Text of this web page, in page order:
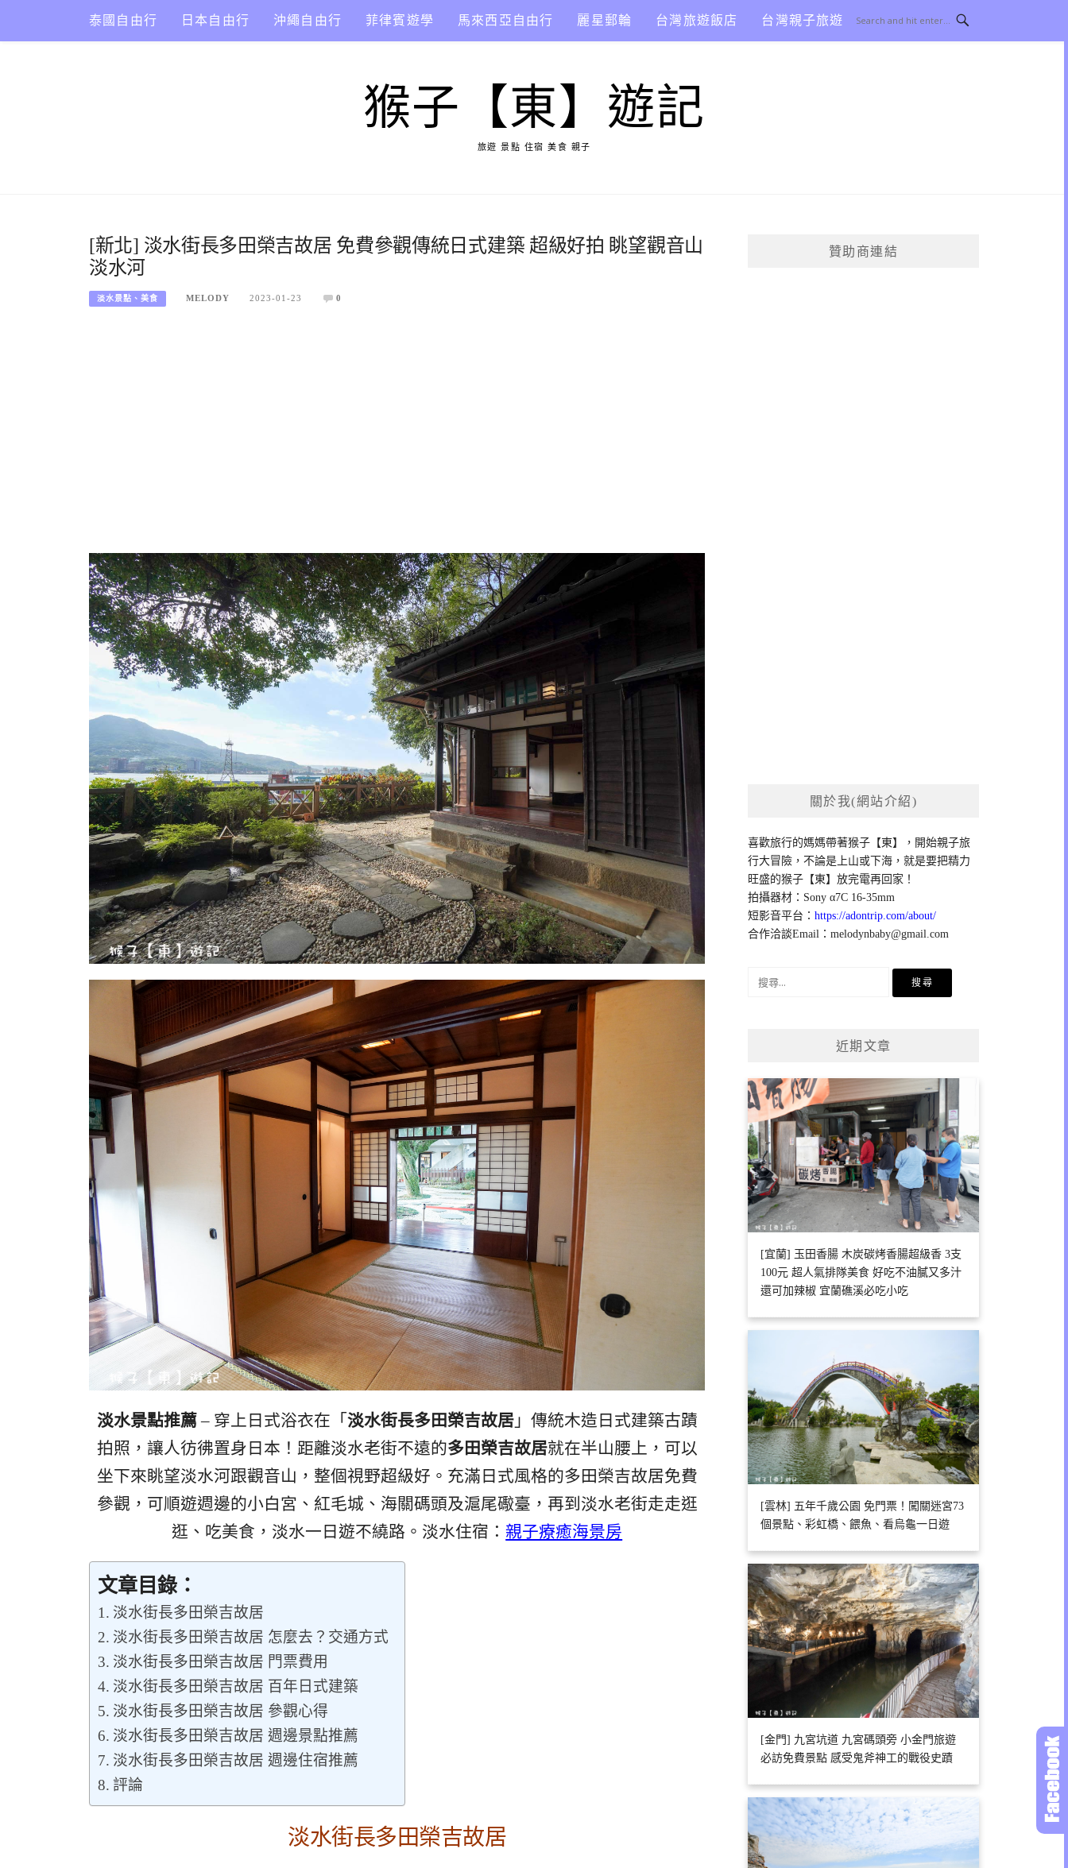
content
泰國自由行 日本自由行 沖繩自由行 菲律賓遊學 馬來西亞自由行 麗星郵輪 台灣旅遊飯店 台灣親子旅遊
猴子【東】遊記
旅遊 景點 住宿 美食 親子
[新北] 淡水街長多田榮吉故居 免費參觀傳統日式建築 超級好拍 眺望觀音山
淡水河
淡水景點、美食 MELODY 2023-01-23 0
淡水景點推薦– 穿上日式浴衣在「 淡水街長多田榮吉故居」傳統木造日式建築古蹟
拍照，讓人彷彿置身日本！距離淡水老街不遠的多田榮吉故居就在半山腰上，可以
坐下來眺望淡水河跟觀音山，整個視野超級好。充滿日式風格的多田榮吉故居免費
參觀，可順遊週邊的小白宮、紅毛城、海關碼頭及滬尾礮臺，再到淡水老街走走逛
逛、吃美食，淡水一日遊不繞路。淡水住宿：親子療癒海景房
文章目錄：
淡水街長多田榮吉故居
淡水街長多田榮吉故居 怎麼去？交通方式
淡水街長多田榮吉故居 門票費用
淡水街長多田榮吉故居 百年日式建築
淡水街長多田榮吉故居 參觀心得
淡水街長多田榮吉故居 週邊景點推薦
淡水街長多田榮吉故居 週邊住宿推薦
評論
淡水街長多田榮吉故居
贊助商連結
關於我(網站介紹)
喜歡旅行的媽媽帶著猴子【東】，開始親子旅
行大冒險，不論是上山或下海，就是要把精力
旺盛的猴子【東】放完電再回家！
拍攝器材：Sony α7C 16-35mm
短影音平台：https://adontrip.com/about/
合作洽談Email：melodynbaby@gmail.com
近期文章
[宜蘭] 玉田香腸 木炭碳烤香腸超級香 3支
100元 超人氣排隊美食 好吃不油膩又多汁
還可加辣椒 宜蘭礁溪必吃小吃
[雲林] 五年千歲公園 免門票！闖關迷宮73
個景點、彩虹橋、餵魚、看烏龜一日遊
[金門] 九宮坑道 九宮碼頭旁 小金門旅遊
必訪免費景點 感受鬼斧神工的戰役史蹟